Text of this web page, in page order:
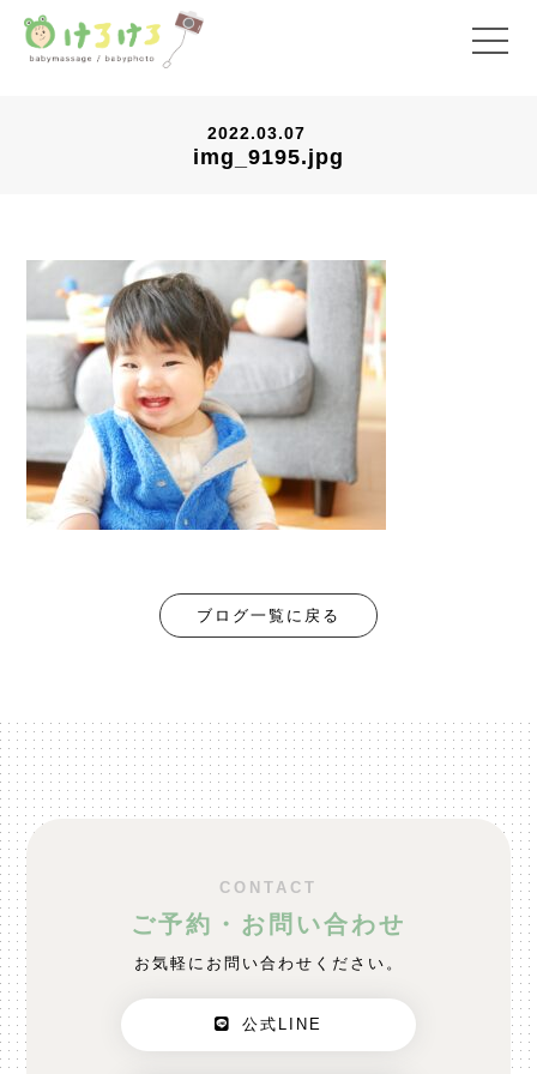
2022.03.07
img_9195.jpg
ブログ一覧に戻る
CONTACT
ご予約・お問い合わせ
お気軽にお問い合わせください。
公式LINE